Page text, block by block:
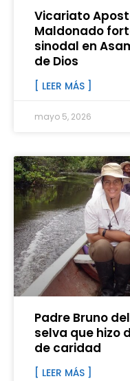
Vicariato
Maldonado
sinodal en
de Dios
[ LEER MÁS ]
mayo 5, 2026
Padre Bruno
selva que hizo
de caridad
[ LEER MÁS ]